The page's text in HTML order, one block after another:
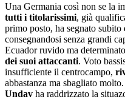
Una Germania così non se la
tutti i titolarissimi, già
primo posto, ha segnato subito
consegnandosi senza grandi
Ecuador ruvido ma
dei suoi attaccanti. Voto
insufficiente il centrocampo,
abbastanza ma sbagliato
Undav ha raddrizzato la